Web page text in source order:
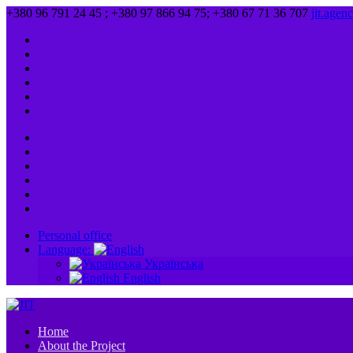
+380 96 791 24 45 ; +380 97 866 94 75; +380 67 71 36 707
Personal office
Language:
Українська
English
Home
About the Project